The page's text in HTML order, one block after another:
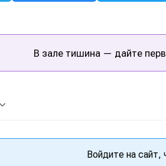
В зале тишина — дайте
Войдите на сайт,